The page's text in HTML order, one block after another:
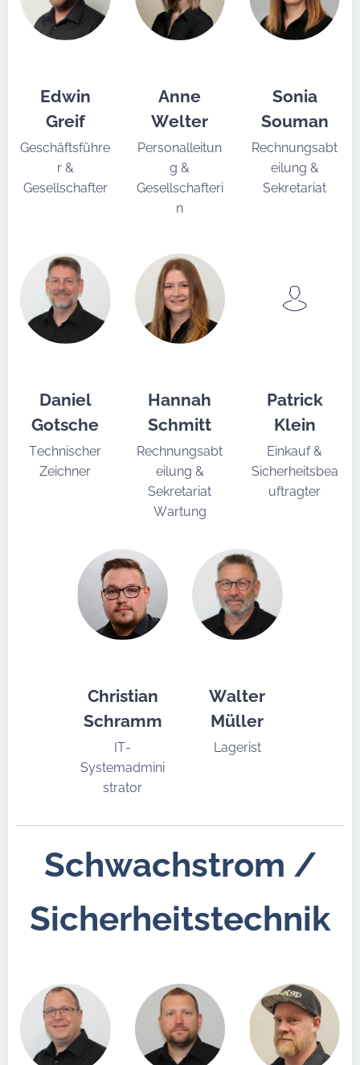
Edwin
Greif
Geschäftsführe
r &
Gesellschafter
Anne
Welter
Personalleitun
g &
Gesellschafteri
n
Sonia
Souman
Rechnungsabt
eilung &
Sekretariat
Daniel
Gotsche
Technischer
Zeichner
Hannah
Schmitt
Rechnungsabt
eilung &
Sekretariat
Wartung
Patrick
Klein
Einkauf &
Sicherheitsbea
uftragter
Christian
Schramm
IT-
Systemadmini
strator
Walter
Müller
Lagerist
Schwachstrom /
Sicherheitstechnik